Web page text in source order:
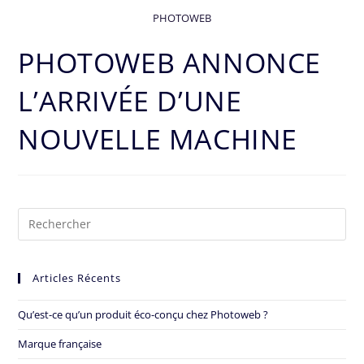
PHOTOWEB
PHOTOWEB ANNONCE
L’ARRIVÉE D’UNE
NOUVELLE MACHINE
Articles Récents
Qu’est-ce qu’un produit éco-conçu chez Photoweb ?
Marque française